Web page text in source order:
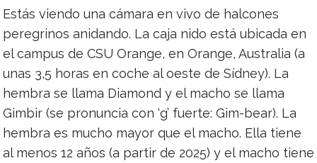
Estás viendo una cámara en vivo de halcones
peregrinos anidando. La caja nido está ubicada en
el campus de CSU Orange, en Orange, Australia (a
unas 3,5 horas en coche al oeste de Sídney). La
hembra se llama Diamond y el macho se llama
Gimbir (se pronuncia con ‘g’ fuerte: Gim-bear). La
hembra es mucho mayor que el macho. Ella tiene
al menos 12 años (a partir de 2025) y el macho tiene